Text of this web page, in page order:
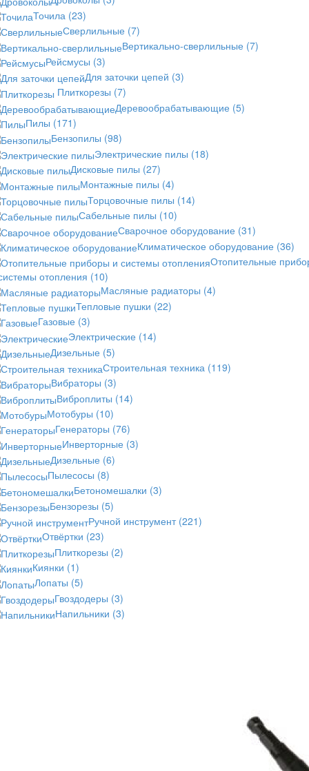
Точила (23)
Сверлильные (7)
Вертикально-сверлильные (7)
Рейсмусы (3)
Для заточки цепей (3)
Плиткорезы (7)
Деревообрабатывающие (5)
Пилы (171)
Бензопилы (98)
Электрические пилы (18)
Дисковые пилы (27)
Монтажные пилы (4)
Торцовочные пилы (14)
Сабельные пилы (10)
Сварочное оборудование (31)
Климатическое оборудование (36)
Отопительные
отопления (10)
Масляные радиаторы (4)
Тепловые пушки (22)
Газовые (3)
Электрические (14)
Дизельные (5)
Строительная техника (119)
Вибраторы (3)
Виброплиты (14)
Мотобуры (10)
Генераторы (76)
Инверторные (3)
Дизельные (6)
Пылесосы (8)
Бетономешалки (3)
Бензорезы (5)
Ручной инструмент (221)
Отвёртки (23)
Плиткорезы (2)
Киянки (1)
Лопаты (5)
Гвоздодеры (3)
Напильники (3)